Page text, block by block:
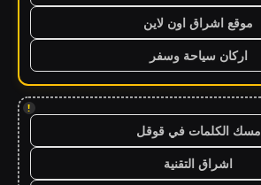
موقع اشراق اون لاين
اركان سياحة وسفر
!
مسك الكلمات في قوقل
اشراق التقنية